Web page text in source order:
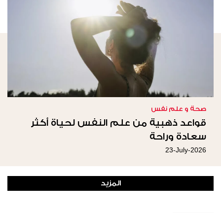
صحة و علم نفس
قواعد ذهبية من علم النفس لحياة أكثر
سعادة وراحة
23-July-2026
المزيد